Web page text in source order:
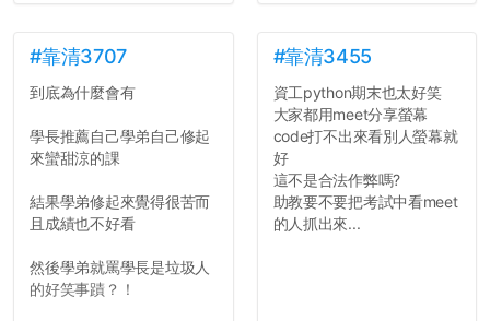
長作弊的風氣。
反正老人我明天就要搬離新
關，就當最後一天發個牢騷
吧XD，祝學弟妹們修課順利
#靠清3707
到底為什麼會有
學長推薦自己學弟自己修起
來蠻甜涼的課
結果學弟修起來覺得很苦而
且成績也不好看
然後學弟就罵學長是垃圾人
的好笑事蹟？！
#靠清3455
資工python期末也太好笑
大家都用meet分享螢幕
code打不出來看別人螢幕就
好
這不是合法作弊嗎?
助教要不要把考試中看meet
的人抓出來...